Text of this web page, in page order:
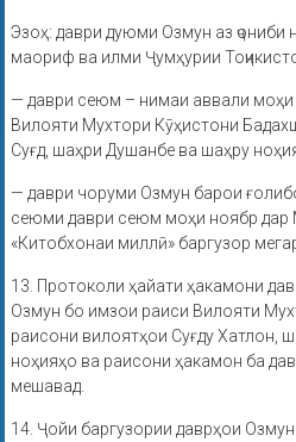
Эзоҳ: даври дуюми Озмун аз ҷониби
маориф ва илми Ҷумҳурии
— даври сеюм – нимаи аввали моҳи
Вилояти Мухтори Кӯҳистони
Суғд, шаҳри Душанбе ва шаҳру
— даври чоруми Озмун барои
сеюми даври сеюм моҳи ноябр дар
«Китобхонаи миллӣ» баргузор
13. Протоколи ҳайати ҳакамони
Озмун бо имзои раиси Вилояти
раисони вилоятҳои Суғду Хатлон,
ноҳияҳо ва раисони ҳакамон ба
мешавад.
14. Ҷойи баргузории даврҳои